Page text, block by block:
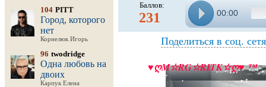
104 PITT
Город, которого
нет
Корнелюк Игорь
96 twodridge
Одна любовь на
двоих
Карпук Елена
Баллов:
231 00:00
Поделиться в соц.
♥ღM☆RG☆RITK☆ღ♥ ™